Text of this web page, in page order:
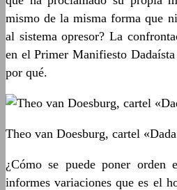
mismo de la misma forma que
al sistema opresor? La
en el Primer Manifiesto
por qué.
Theo van Doesburg, cartel
¿Cómo se puede poner
informes variaciones que es el